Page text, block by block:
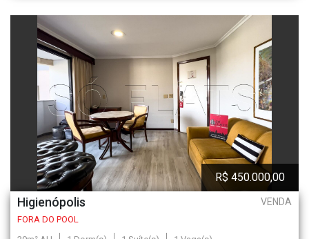
Higienópolis VENDA
R$ 450.000,00
FORA DO POOL